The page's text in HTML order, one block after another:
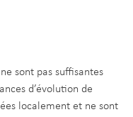
sont pas suffisantes
d’évolution de
localement et ne sont